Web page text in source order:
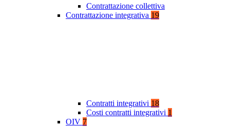
Contrattazione collettiva
Contrattazione integrativa 19
Contratti integrativi 18
Costi contratti integrativi 1
OIV 7